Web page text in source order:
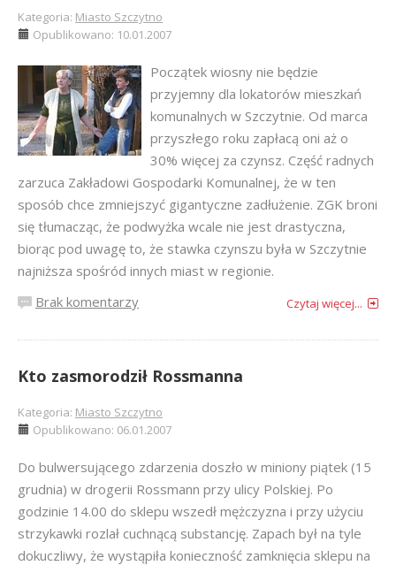
Kategoria: Miasto Szczytno
Opublikowano: 10.01.2007
Początek wiosny nie będzie
przyjemny dla lokatorów mieszkań
komunalnych w Szczytnie. Od marca
przyszłego roku zapłacą oni aż o
30% więcej za czynsz. Część radnych
zarzuca Zakładowi Gospodarki Komunalnej, że w ten
sposób chce zmniejszyć gigantyczne zadłużenie. ZGK broni
się tłumacząc, że podwyżka wcale nie jest drastyczna,
biorąc pod uwagę to, że stawka czynszu była w Szczytnie
najniższa spośród innych miast w regionie.
Brak komentarzy
Czytaj więcej...
Kto zasmorodził Rossmanna
Kategoria: Miasto Szczytno
Opublikowano: 06.01.2007
Do bulwersującego zdarzenia doszło w miniony piątek (15
grudnia) w drogerii Rossmann przy ulicy Polskiej. Po
godzinie 14.00 do sklepu wszedł mężczyzna i przy użyciu
strzykawki rozlał cuchnącą substancję. Zapach był na tyle
dokuczliwy, że wystąpiła konieczność zamknięcia sklepu na